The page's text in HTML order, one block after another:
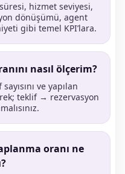
hizmet seviyesi,
dönüşümü, agent
gibi temel KPI’lara.
nasıl ölçerim?
ve yapılan
teklif → rezervasyon
oranı ne